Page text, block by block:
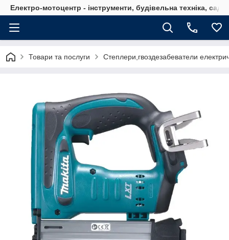
Електро-мотоцентр - інструменти, будівельна техніка,
Товари та послуги Степлери,гвоздезабеватели